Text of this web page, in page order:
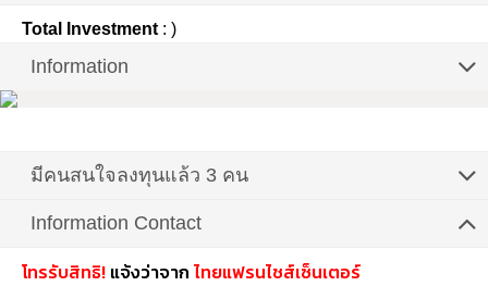
Total Investment : )
Information
มีคนสนใจลงทุนแล้ว 3 คน
Information Contact
โทรรับสิทธิ! แจ้งว่าจาก ไทยแฟรนไชส์เซ็นเตอร์